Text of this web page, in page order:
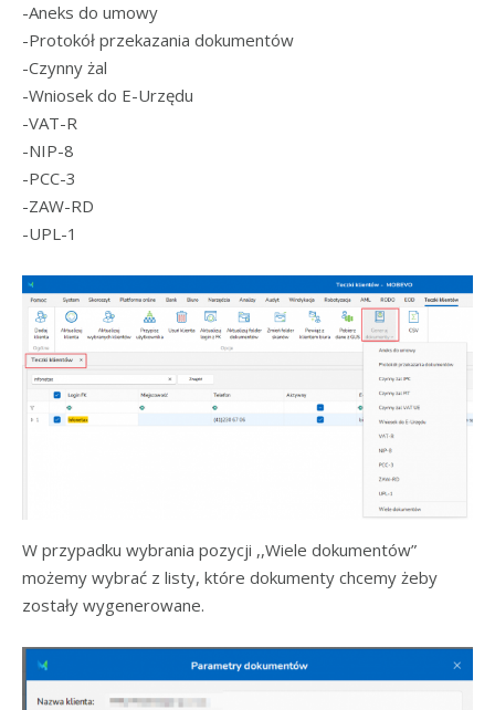
-Aneks do umowy
-Protokół przekazania dokumentów
-Czynny żal
-Wniosek do E-Urzędu
-VAT-R
-NIP-8
-PCC-3
-ZAW-RD
-UPL-1
W przypadku wybrania pozycji ,,Wiele dokumentów”
możemy wybrać z listy, które dokumenty chcemy żeby
zostały wygenerowane.